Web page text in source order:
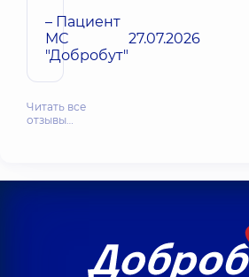
– Пациент
МС
"Добробут"
27.07.2026
Читать все
отзывы…